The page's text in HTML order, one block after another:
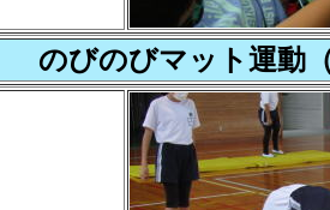
のびのびマット運動